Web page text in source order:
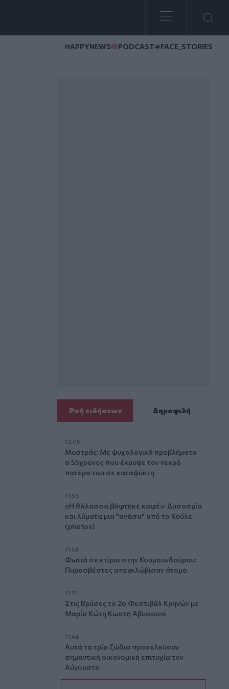
HAPPYNEWS PODCAST#FACE_STORIES
Ροή ειδήσεων Δημοφιλή
12:05
Μυστράς: Με ψυχολογικά προβλήματα
ο 55χρονος που έκρυψε τον νεκρό
πατέρα του σε καταψύκτη
11:56
«Η θάλασσα βάφτηκε καφέ»: Δυσοσμία
και λύματα μια "ανάσα" από το Κούλε
(photos)
11:54
Φωτιά σε κτίριο στην Κουμουνδούρου:
Πυροσβέστες απεγκλώβισαν άτομο
11:51
Στις Βρύσες το 2ο Φεστιβάλ Κρηνών με
Μαρία Κώτη Κωστή Αβυσσινό
11:44
Αυτά τα τρία ζώδια προσελκύουν
σημαντική οικονομική επιτυχία τον
Αύγουστο